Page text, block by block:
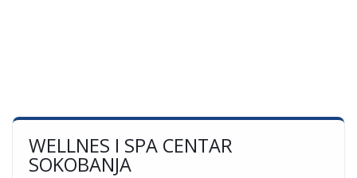
WELLNES I SPA CENTAR
SOKOBANJA